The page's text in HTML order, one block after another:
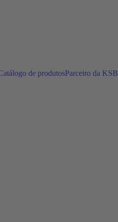
de produtosParceiro da KSB